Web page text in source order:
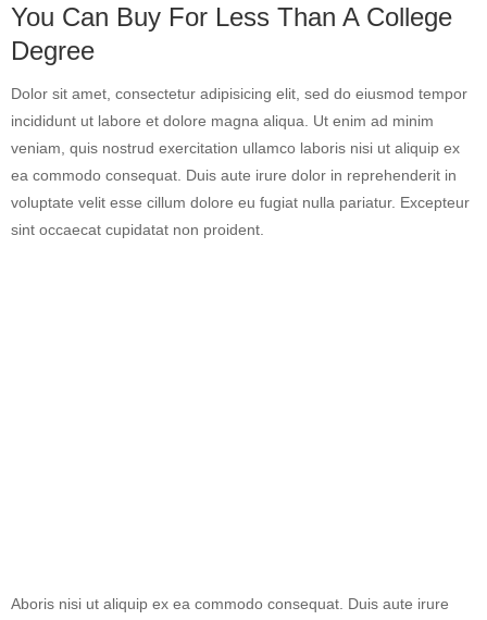
You Can Buy For Less Than A College
Degree
Dolor sit amet, consectetur adipisicing elit, sed do eiusmod tempor
incididunt ut labore et dolore magna aliqua. Ut enim ad minim
veniam, quis nostrud exercitation ullamco laboris nisi ut aliquip ex
ea commodo consequat. Duis aute irure dolor in reprehenderit in
voluptate velit esse cillum dolore eu fugiat nulla pariatur. Excepteur
sint occaecat cupidatat non proident.
Aboris nisi ut aliquip ex ea commodo consequat. Duis aute irure